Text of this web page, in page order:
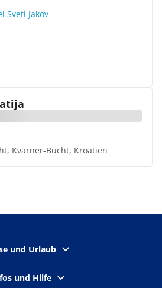
Sveti Jakov
Kvarner-Bucht, Kroatien
und Urlaub
und Hilfe